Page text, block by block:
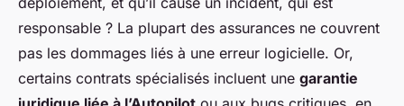
responsable ? La plupart des assurances ne couvrent
pas les dommages liés à une erreur logicielle. Or,
certains contrats spécialisés incluent une garantie